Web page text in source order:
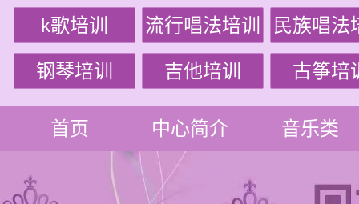
k歌培训 流行唱法培训 民族唱法
钢琴培训 吉他培训 古筝培
首页 中心简介 音乐类